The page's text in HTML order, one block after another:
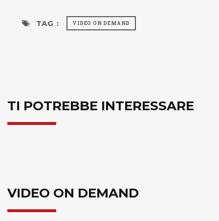
TAG : VIDEO ON DEMAND
TI POTREBBE INTERESSARE
VIDEO ON DEMAND